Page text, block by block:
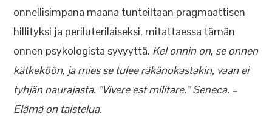
onnellisimpana maana tunteiltaan pragmaattisen
hillityksi ja periluterilaiseksi, mitattaessa tämän
onnen psykologista syvyyttä. Kel onnin on, se onnen
kätkeköön, ja mies se tulee räkänokastakin, vaan ei
tyhjän naurajasta. ”Vivere est militare.” Seneca. –
Elämä on taistelua.